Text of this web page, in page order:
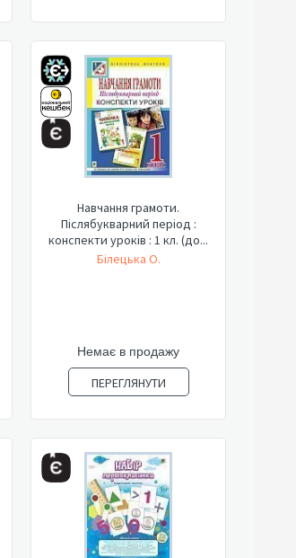
Навчання грамоти.
Післябукварний період :
конспекти уроків : 1 кл. (до...
Білецька О.
Немає в продажу
ПЕРЕГЛЯНУТИ